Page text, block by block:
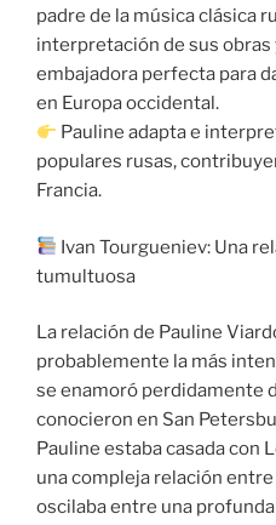
padre de la música clásica
interpretación de sus obras
embajadora perfecta para
en Europa occidental.
Pauline adapta e
populares rusas,
Francia.
Ivan Tourgueniev: Una
tumultuosa
La relación de Pauline
probablemente la más
se enamoró perdidamente
conocieron en San
Pauline estaba casada con
una compleja relación
oscilaba entre una